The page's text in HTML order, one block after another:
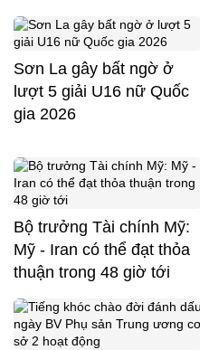
Sơn La gây bất ngờ ở
lượt 5 giải U16 nữ Quốc
gia 2026
Bộ trưởng Tài chính Mỹ:
Mỹ - Iran có thể đạt thỏa
thuận trong 48 giờ tới